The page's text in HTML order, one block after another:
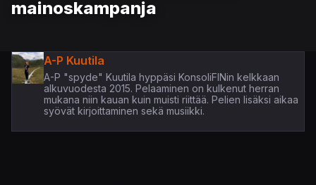
mainoskampanja
A-P Kuutila
A-P "spyde" Kuutila hyppäsi KonsoliFINin kelkkaan
alkuvuodesta 2015. Pelaaminen on kulkenut herran
mukana niin kauan kuin muisti riittää. Pelien lisäksi aikaa
syövät kirjoittaminen sekä musiikki.